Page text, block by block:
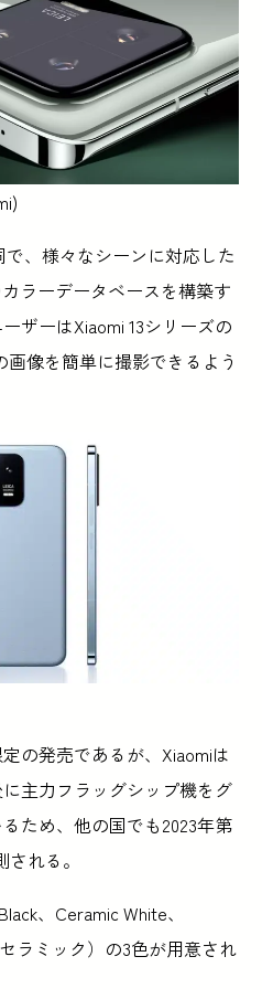
で、様々なシーンに対応した
ラーデータベースを構築す
ザーはXiaomi 13シリーズの
像を簡単に撮影できるよう
の発売であるが、Xiaomiは
主力フラッグシップ機をグ
ため、他の国でも2023年第
れる。
、Ceramic White、
ラミック）の3色が用意され